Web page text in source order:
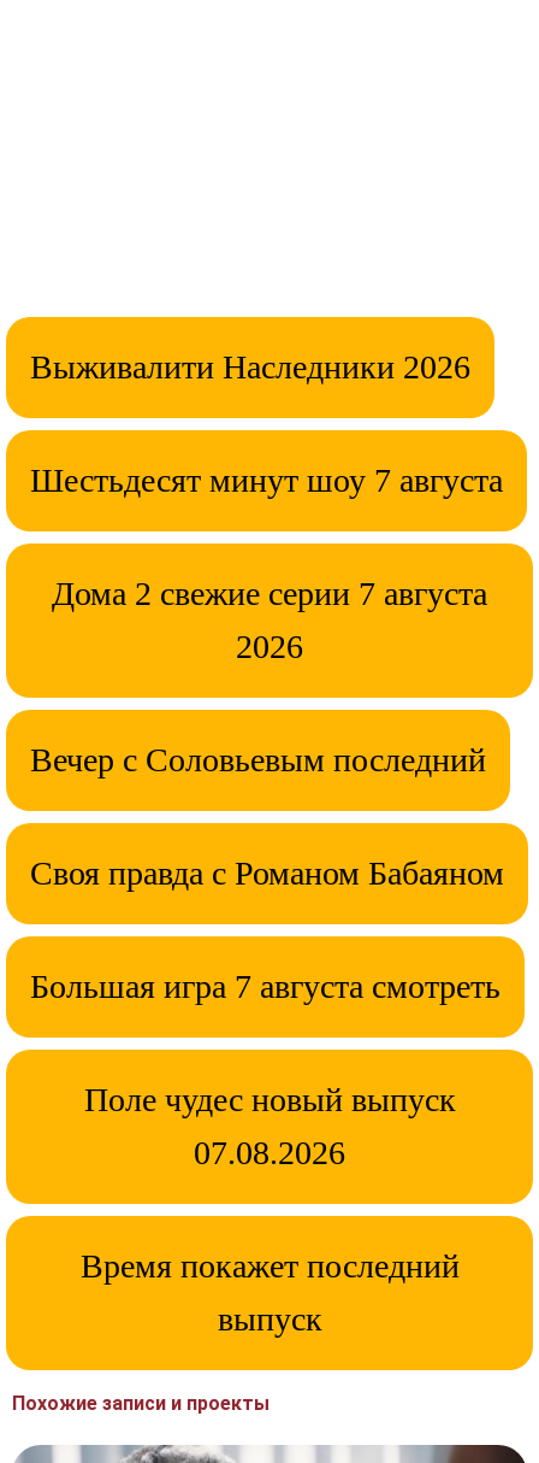
Выживалити Наследники 2026
Шестьдесят минут шоу 7 августа
Дома 2 свежие серии 7 августа
2026
Вечер с Соловьевым последний
Своя правда с Романом Бабаяном
Большая игра 7 августа смотреть
Поле чудес новый выпуск
07.08.2026
Время покажет последний
выпуск
Похожие записи и проекты